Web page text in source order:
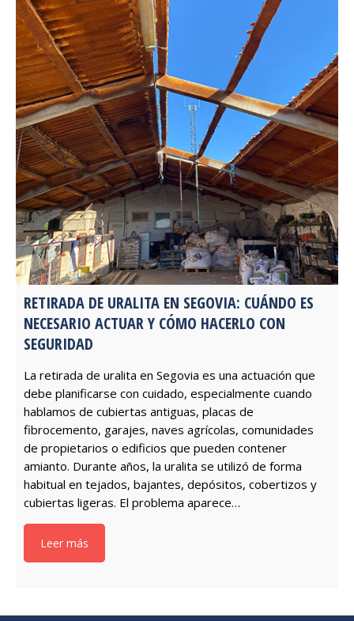
RETIRADA DE URALITA EN SEGOVIA: CUÁNDO ES
NECESARIO ACTUAR Y CÓMO HACERLO CON
SEGURIDAD
La retirada de uralita en Segovia es una actuación que
debe planificarse con cuidado, especialmente cuando
hablamos de cubiertas antiguas, placas de
fibrocemento, garajes, naves agrícolas, comunidades
de propietarios o edificios que pueden contener
amianto. Durante años, la uralita se utilizó de forma
habitual en tejados, bajantes, depósitos, cobertizos y
cubiertas ligeras. El problema aparece…
Leer más